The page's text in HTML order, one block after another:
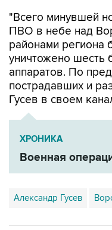
"Всего минувшей
ПВО в небе над
районами региона
уничтожено шесть
аппаратов. По
пострадавших и
Гусев в своем
ХРОНИКА
Военная
Александр Гусев